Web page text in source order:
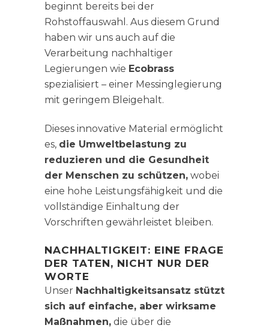
beginnt bereits bei der
Rohstoffauswahl. Aus diesem Grund
haben wir uns auch auf die
Verarbeitung nachhaltiger
Legierungen wie Ecobrass
spezialisiert – einer Messinglegierung
mit geringem Bleigehalt.
Dieses innovative Material ermöglicht
es, die Umweltbelastung zu
reduzieren und die Gesundheit
der Menschen zu schützen, wobei
eine hohe Leistungsfähigkeit und die
vollständige Einhaltung der
Vorschriften gewährleistet bleiben.
NACHHALTIGKEIT: EINE FRAGE
DER TATEN, NICHT NUR DER
WORTE
Unser Nachhaltigkeitsansatz stützt
sich auf einfache, aber wirksame
Maßnahmen, die über die